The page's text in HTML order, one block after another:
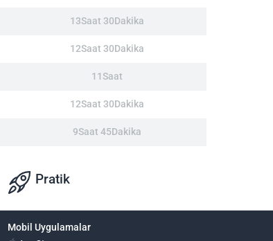
13Saat 30Dakika
12Saat 30Dakika
11Saat
12Saat 30Dakika
9Saat 45Dakika
Pratik
Mobil Uygulamalar